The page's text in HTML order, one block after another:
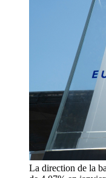
La direction de la